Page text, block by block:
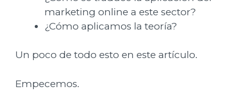
marketing online a este sector?
¿Cómo aplicamos la teoría?
Un poco de todo esto en este artículo.
Empecemos.